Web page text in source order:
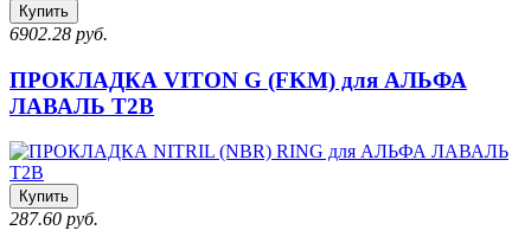
Купить
6902.28 руб.
ПРОКЛАДКА VITON G (FKM) для АЛЬФА
ЛАВАЛЬ T2B
Купить
287.60 руб.